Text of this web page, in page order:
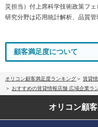
災担当）付上席科学技術政策フェ
研究分野は応用統計解析、品質管
顧客満足度について
オリコン顧客満足度ランキング
賃貸
おすすめの賃貸情報店舗 広域企業ラ
オリコン顧